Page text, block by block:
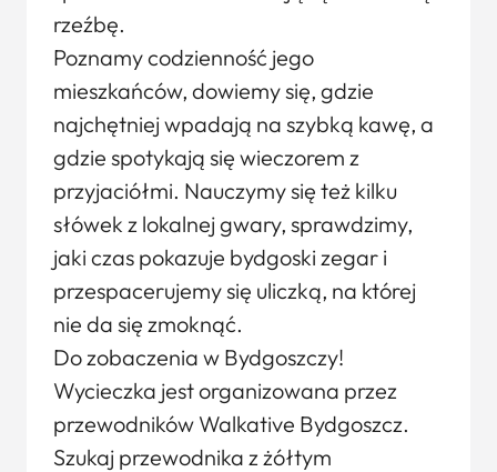
rzeźbę.
Poznamy codzienność jego
mieszkańców, dowiemy się, gdzie
najchętniej wpadają na szybką kawę, a
gdzie spotykają się wieczorem z
przyjaciółmi. Nauczymy się też kilku
słówek z lokalnej gwary, sprawdzimy,
jaki czas pokazuje bydgoski zegar i
przespacerujemy się uliczką, na której
nie da się zmoknąć.
Do zobaczenia w Bydgoszczy!
Wycieczka jest organizowana przez
przewodników Walkative Bydgoszcz.
Szukaj przewodnika z żółtym